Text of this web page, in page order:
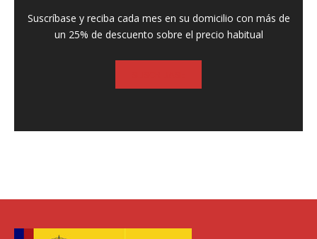
Suscríbase y reciba cada mes en su domicilio con más de
un 25% de descuento sobre el precio habitual